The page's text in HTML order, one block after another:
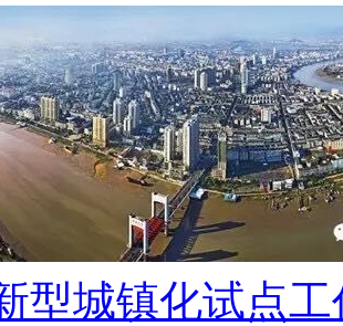
型城镇化试点